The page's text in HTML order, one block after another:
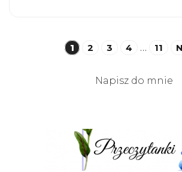
Stronicowanie
1 2 3 4 … 11
Napisz do mnie